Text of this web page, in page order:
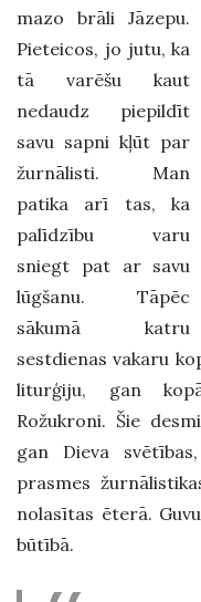
mazo brāli Jāzepu.
Pieteicos, jo jutu, ka
tā varēšu kaut
nedaudz piepildīt
savu sapni kļūt par
žurnālisti. Man
patika arī tas, ka
palīdzību varu
sniegt pat ar savu
lūgšanu. Tāpēc
sākumā katru
sestdienas vakaru
liturģiju, gan
Rožukroni. Šie
gan Dieva
prasmes
nolasītas ēterā.
būtībā.